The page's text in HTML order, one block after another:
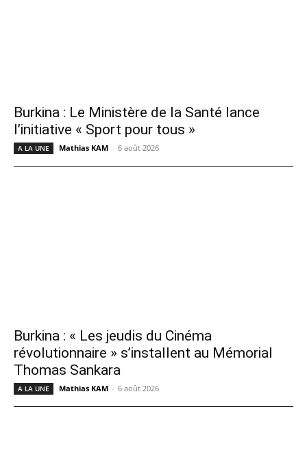
Burkina : Le Ministère de la Santé lance
l’initiative « Sport pour tous »
A LA UNE Mathias KAM - 6 août 2026
Burkina : « Les jeudis du Cinéma
révolutionnaire » s’installent au Mémorial
Thomas Sankara
A LA UNE Mathias KAM - 6 août 2026